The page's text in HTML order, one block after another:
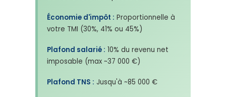
Économie d'impôt : Proportionnelle à
votre TMI (30%, 41% ou 45%)
Plafond salarié : 10% du revenu net
imposable (max ~37 000 €)
Plafond TNS : Jusqu'à ~85 000 €